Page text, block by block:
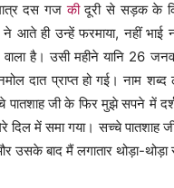
दस गजकीदूरी से सड़क के
आते ही उन्हें फरमाया, नहीं भाई
वाला है। उसी महीने यानि 26
दात प्राप्त हो गई। नाम शब्द
पातशाह जी के फिर मुझे सपने में
दिल में समा गया। सच्चे पातशाह
उसके बाद मैं लगातार थोड़ा-